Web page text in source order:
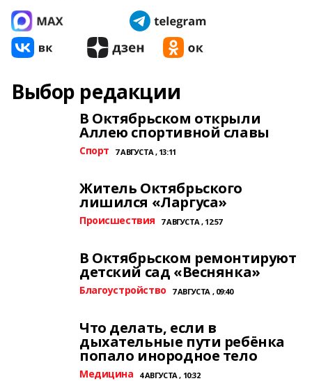
Выбор редакции
В Октябрьском открыли
Аллею спортивной славы
Спорт 7 АВГУСТА , 13:11
Житель Октябрьского
лишился «Ларгуса»
Происшествия 7 АВГУСТА , 12:57
В Октябрьском ремонтируют
детский сад «Веснянка»
Благоустройство 7 АВГУСТА , 09:40
Что делать, если в
дыхательные пути ребёнка
попало инородное тело
Медицина 4 АВГУСТА , 10:32